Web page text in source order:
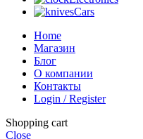
Cars
Home
Магазин
Блог
О компании
Контакты
Login / Register
Shopping cart
Close